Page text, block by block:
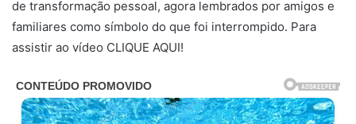
de transformação pessoal, agora lembrados por amigos e
familiares como símbolo do que foi interrompido. Para
assistir ao vídeo CLIQUE AQUI!